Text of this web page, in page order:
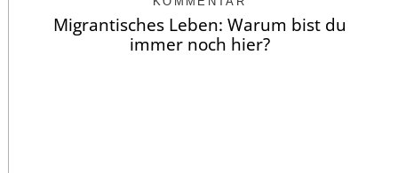
Migrantisches Leben: Warum bist du
immer noch hier?